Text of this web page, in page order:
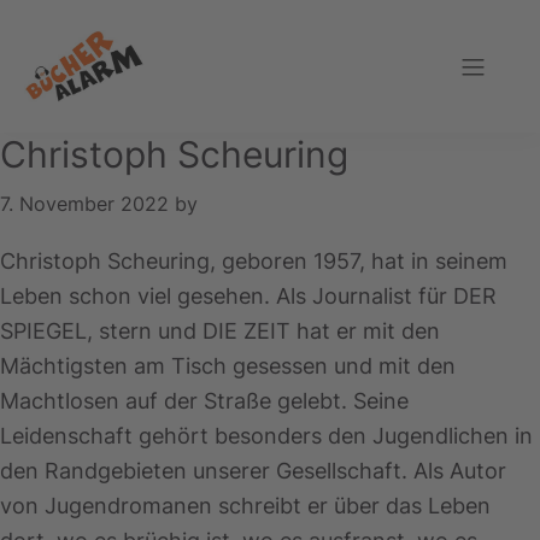
Hauptnavigation
springen
springen
Fußzeile
springen
Christoph Scheuring
7. November 2022 by
Christoph Scheuring, geboren 1957, hat in seinem
Leben schon viel gesehen. Als Journalist für DER
SPIEGEL, stern und DIE ZEIT hat er mit den
Mächtigsten am Tisch gesessen und mit den
Machtlosen auf der Straße gelebt. Seine
Leidenschaft gehört besonders den Jugendlichen in
den Randgebieten unserer Gesellschaft. Als Autor
von Jugendromanen schreibt er über das Leben